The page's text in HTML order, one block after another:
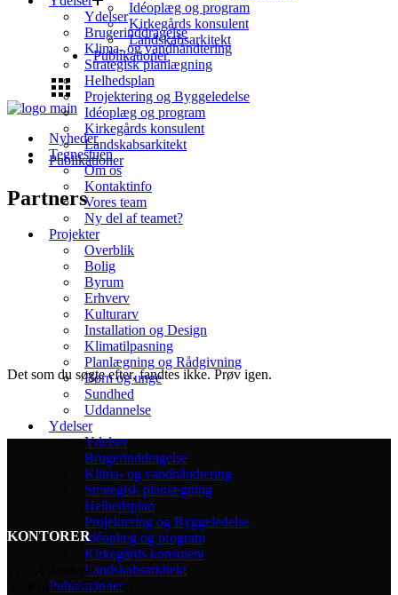
Idéoplæg og program
Kirkegårds konsulent
Landskabsarkitekt
Publikationer
Nyheder
Tegnestuen
Om os
Kontaktinfo
Vores team
Ny del af teamet?
Projekter
Overblik
Bolig
Byrum
Erhverv
Kulturarv
Installation og Design
Klimatilpasning
Planlægning og Rådgivning
Børn og unge
Sundhed
Uddannelse
Ydelser
Ydelser
Brugerinddragelse
Klima- og vandhåndtering
Strategisk planlægning
Helhedsplan
Projektering og Byggeledelse
Idéoplæg og program
Kirkegårds konsulent
Landskabsarkitekt
Publikationer
Ydelser
Brugerinddragelse
Klima- og vandhåndtering
Strategisk planlægning
Helhedsplan
Projektering og Byggeledelse
Idéoplæg og program
Kirkegårds konsulent
Landskabsarkitekt
Publikationer
Partners
Det som du søgte efter, fandtes ikke. Prøv igen.
KONTORER
VEGA Aarhus
Vestergade 58B, 1. sal